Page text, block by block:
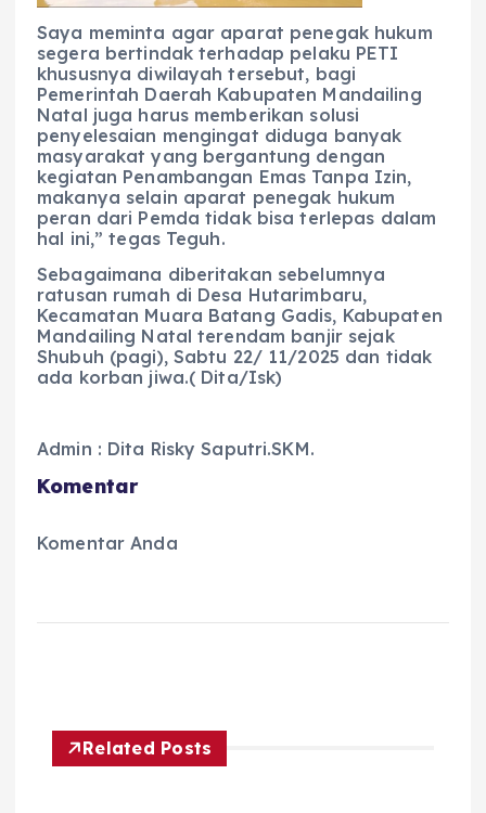
Saya meminta agar aparat penegak hukum
segera bertindak terhadap pelaku PETI
khususnya diwilayah tersebut, bagi
Pemerintah Daerah Kabupaten Mandailing
Natal juga harus memberikan solusi
penyelesaian mengingat diduga banyak
masyarakat yang bergantung dengan
kegiatan Penambangan Emas Tanpa Izin,
makanya selain aparat penegak hukum
peran dari Pemda tidak bisa terlepas dalam
hal ini,” tegas Teguh.
Sebagaimana diberitakan sebelumnya
ratusan rumah di Desa Hutarimbaru,
Kecamatan Muara Batang Gadis, Kabupaten
Mandailing Natal terendam banjir sejak
Shubuh (pagi), Sabtu 22/ 11/2025 dan tidak
ada korban jiwa.( Dita/Isk)
Admin : Dita Risky Saputri.SKM.
Komentar
Komentar Anda
Related Posts